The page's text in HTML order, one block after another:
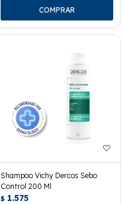
Shampoo Vichy Dercos Sebo
Control 200 Ml
$ 1.575